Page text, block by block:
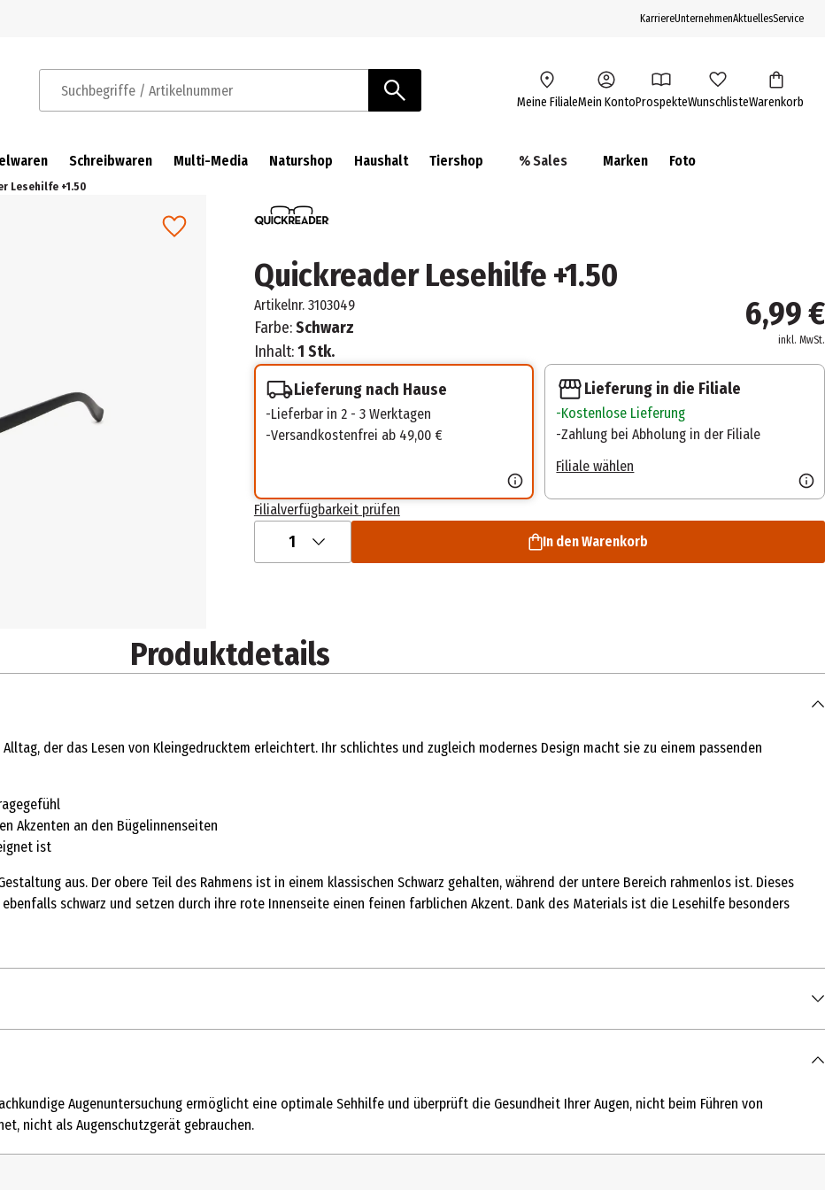
KarriereUnternehmenAktuellesService
Suchbegriffe / Artikelnummer Meine FilialeMein KontoProspekteWunschlisteWarenkorb
Schreibwaren Multi-Media Naturshop Haushalt Tiershop % Sales Marken Foto
Lesehilfe +1.50
Quickreader Lesehilfe +1.50
Artikelnr. 3103049
Farbe:Schwarz
Inhalt:1 Stk.
6,99 €
inkl. MwSt.
Lieferung nach Hause
Lieferbar in 2 - 3 Werktagen
Versandkostenfrei ab 49,00 €
Lieferung in die Filiale
Kostenlose Lieferung
Zahlung bei Abholung in der Filiale
Filiale wählen
Filialverfügbarkeit prüfen
1 In den Warenkorb
Produktdetails
der das Lesen von Kleingedrucktem erleichtert. Ihr schlichtes und zugleich modernes Design macht sie zu einem passenden
Akzenten an den Bügelinnenseiten
ist
aus. Der obere Teil des Rahmens ist in einem klassischen Schwarz gehalten, während der untere Bereich rahmenlos ist. Dieses
schwarz und setzen durch ihre rote Innenseite einen feinen farblichen Akzent. Dank des Materials ist die Lesehilfe besonders
kühlen Ort aufbewahren.
Augenuntersuchung ermöglicht eine optimale Sehhilfe und überprüft die Gesundheit Ihrer Augen, nicht beim Führen von
nicht als Augenschutzgerät gebrauchen.